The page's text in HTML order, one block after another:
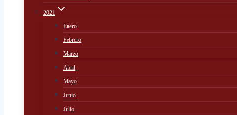
2021
Enero
Febrero
Marzo
Abril
Mayo
Junio
Julio